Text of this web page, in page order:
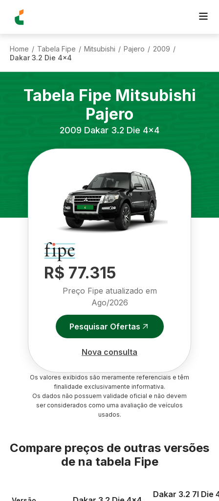
Home / Tabela Fipe / Mitsubishi / Pajero / 2009 /
Dakar 3.2 Die 4x4
Tabela Fipe Mitsubishi
Pajero
2009 Dakar 3.2 Die 4x4
R$ 77.315
Preço Fipe atualizado em
Ago/2026
Pesquisar Ofertas
Nova consulta
Os valores exibidos são meramente referenciais e têm
finalidade exclusivamente informativa.
Os dados não possuem validade oficial e não devem
ser considerados como uma avaliação de veículos
usados.
Compare preços de outras versões
de na tabela Fipe
Dakar 3.2 7l Die